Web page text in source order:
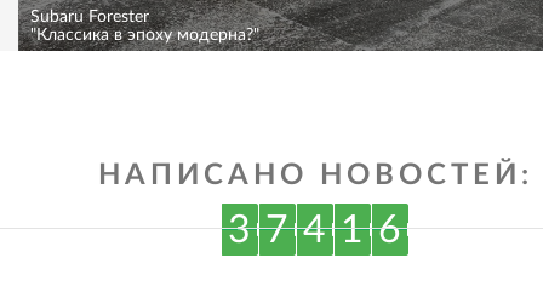
Subaru Forester
"Классика в эпоху модерна?"
НАПИСАНО НОВОСТЕЙ:
3 7 4 1 6